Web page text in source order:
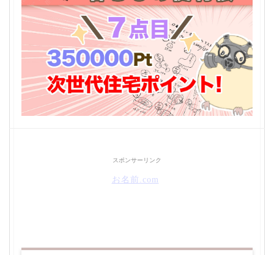
スポンサーリンク
お名前.com